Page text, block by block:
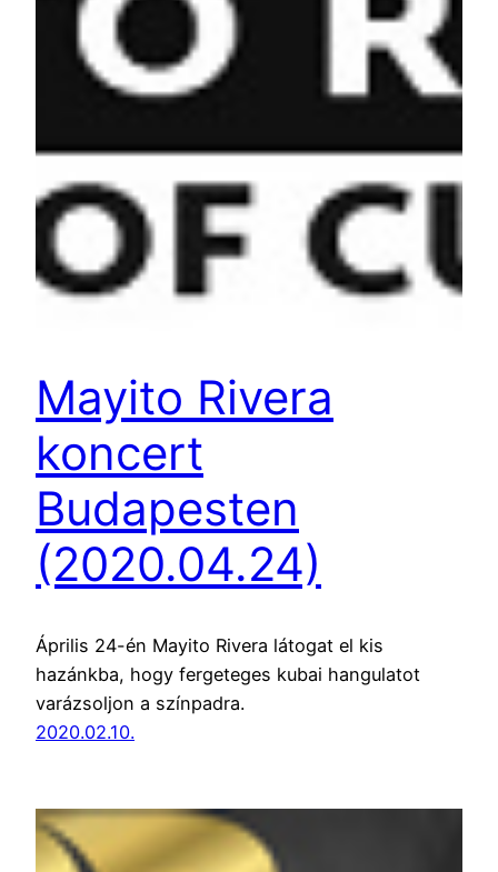
Mayito Rivera
koncert
Budapesten
(2020.04.24)
Április 24-én Mayito Rivera látogat el kis
hazánkba, hogy fergeteges kubai hangulatot
varázsoljon a színpadra.
2020.02.10.